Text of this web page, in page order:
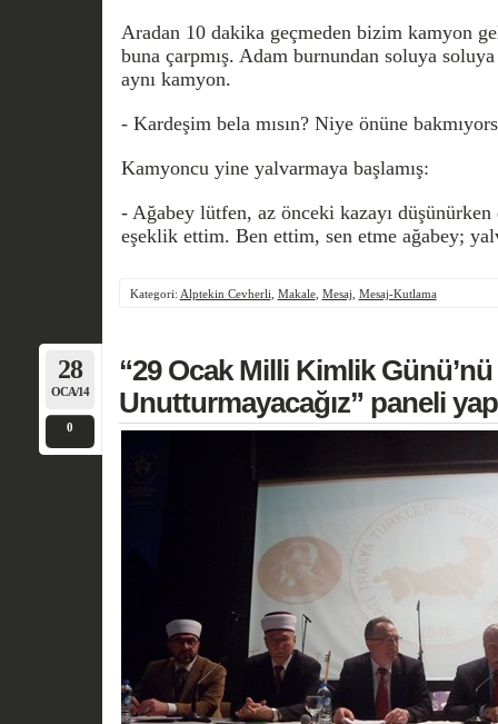
Aradan 10 dakika geçmeden bizim kamyon
buna çarpmış. Adam burnundan soluya
aynı kamyon.
- Kardeşim bela mısın? Niye önüne
Kamyoncu yine yalvarmaya başlamış:
- Ağabey lütfen, az önceki kazayı düşünürken
eşeklik ettim. Ben ettim, sen etme ağabey;
Kategori: Alptekin Cevherli Makale, Mesaj Mesaj-Kutlama
28
OCA/14
0
“29 Ocak Milli Kimlik
Unutturmayacağız” paneli